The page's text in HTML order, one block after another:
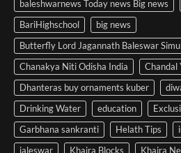
baleshwarnews Today news Big news
BariHighschool
big news
Butterfly Lord Jagannath Baleswar
Chanakya Niti Odisha India
Chandal
Dhanteras buy ornaments kuber
Drinking Water
education
Garbhana sankranti
Helath Tips
jaleswar
Khaira Blocks Khaira